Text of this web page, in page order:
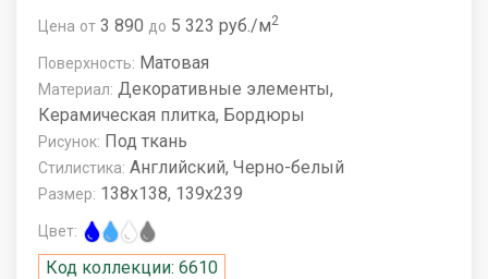
Цена от 3 890 до 5 323 руб./м2
Поверхность: Матовая
Материал: Декоративные элементы,
Керамическая плитка, Бордюры
Рисунок: Под ткань
Стилистика: Английский, Черно-белый
Размер: 138x138, 139x239
Цвет:
Код коллекции: 6610